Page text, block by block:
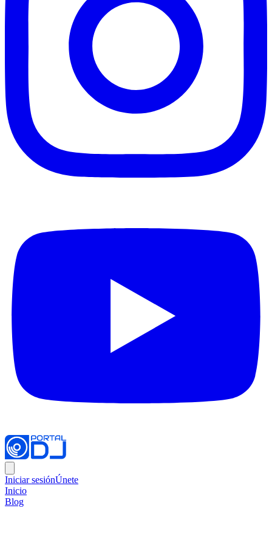
Iniciar sesiónÚnete
Inicio
Blog